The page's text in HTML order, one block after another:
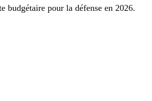
budgétaire pour la défense en 2026.